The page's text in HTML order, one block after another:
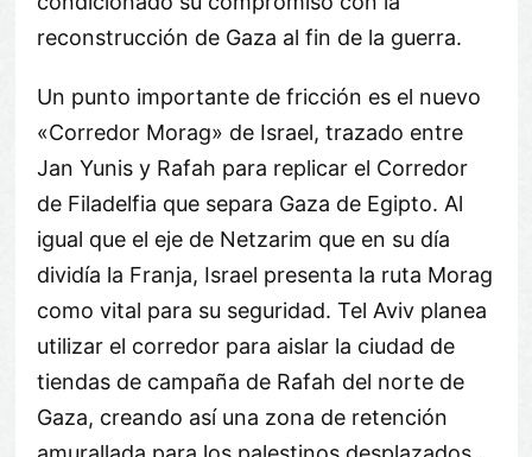
reconstrucción de Gaza al fin de la guerra.
Un punto importante de fricción es el nuevo
«Corredor Morag» de Israel, trazado entre
Jan Yunis y Rafah para replicar el Corredor
de Filadelfia que separa Gaza de Egipto. Al
igual que el eje de Netzarim que en su día
dividía la Franja, Israel presenta la ruta Morag
como vital para su seguridad. Tel Aviv planea
utilizar el corredor para aislar la ciudad de
tiendas de campaña de Rafah del norte de
Gaza, creando así una zona de retención